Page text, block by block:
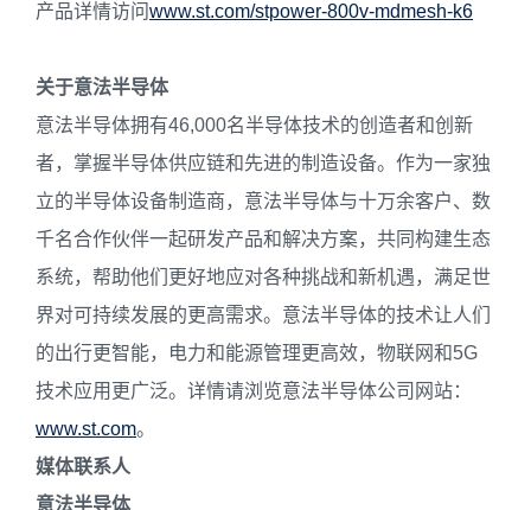
产品详情访问www.st.com/stpower-800v-mdmesh-k6
关于意法半导体
意法半导体拥有46,000名半导体技术的创造者和创新
者，掌握半导体供应链和先进的制造设备。作为一家独
立的半导体设备制造商，意法半导体与十万余客户、数
千名合作伙伴一起研发产品和解决方案，共同构建生态
系统，帮助他们更好地应对各种挑战和新机遇，满足世
界对可持续发展的更高需求。意法半导体的技术让人们
的出行更智能，电力和能源管理更高效，物联网和5G
技术应用更广泛。详情请浏览意法半导体公司网站：
www.st.com。
媒体联系人
意法半导体